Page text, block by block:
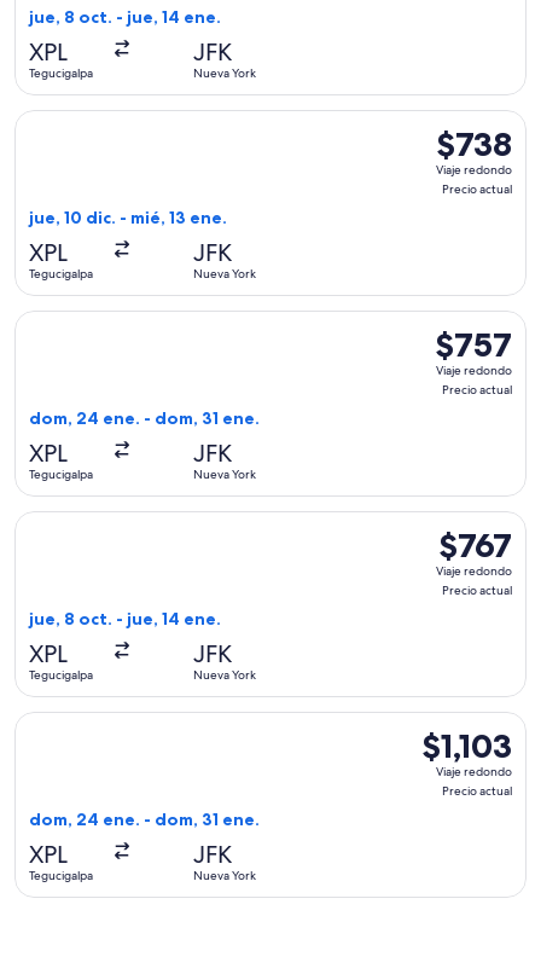
jue, 8 oct. - jue, 14 ene.
XPL
Tegucigalpa
JFK
Nueva York
$738
Viaje
redondo,
$738
Viaje redondo
Precio actual
jue, 10 dic. - mié, 13 ene.
XPL
Tegucigalpa
JFK
Nueva York
Seleccionar vuelo de American Airlines, con salida el jue,
$757
Viaje
redondo,
$757
Viaje redondo
Precio actual
dom, 24 ene. - dom, 31 ene.
XPL
Tegucigalpa
JFK
Nueva York
Seleccionar vuelo de Copa, con salida el dom, 24 ene.
$767
Viaje
redondo,
$767
Viaje redondo
Precio actual
jue, 8 oct. - jue, 14 ene.
XPL
Tegucigalpa
JFK
Nueva York
Seleccionar vuelo de avianca, con salida el jue, 8 oct.
$1,103
Viaje
redondo,
$1,103
Viaje redondo
Precio actual
dom, 24 ene. - dom, 31 ene.
XPL
Tegucigalpa
JFK
Nueva York
Seleccionar vuelo de Aeromexico, con salida el dom, 24